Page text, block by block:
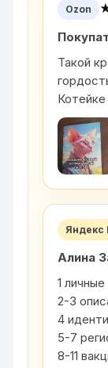
Ozon
Такой
Котейке
Яндекс
Алина
1
2-3
4
5-7
8-11